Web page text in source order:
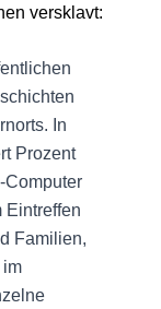
versklavt:
In
Prozent
Computer
Eintreffen
Familien,
im